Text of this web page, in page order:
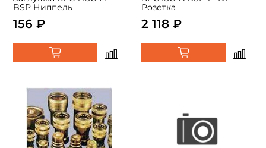
BSP Ниппель
156 ₽
Розетка
2 118 ₽